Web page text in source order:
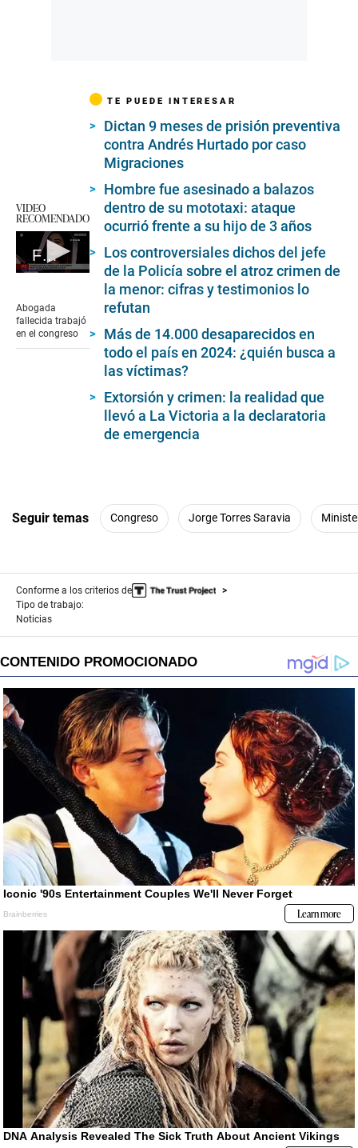
VIDEO
RECOMENDADO
Fallece abogada que recibió numerosos disparos cuando viajaba en taxi
of
2
minutes,
Abogada
fallecida trabajó
en el congreso
TE PUEDE INTERESAR
Dictan 9 meses de prisión preventiva
contra Andrés Hurtado por caso
Migraciones
Hombre fue asesinado a balazos
dentro de su mototaxi: ataque
ocurrió frente a su hijo de 3 años
Los controversiales dichos del jefe
de la Policía sobre el atroz crimen de
la menor: cifras y testimonios lo
refutan
Más de 14.000 desaparecidos en
todo el país en 2024: ¿quién busca a
las víctimas?
Extorsión y crimen: la realidad que
llevó a La Victoria a la declaratoria
de emergencia
Seguir temas Congreso Jorge Torres Saravia
Conforme a los criterios de
Tipo de trabajo:
Noticias